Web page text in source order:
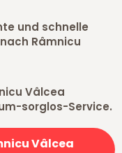
und schnelle
Râmnicu
Vâlcea
sorglos-Service.
Vâlcea